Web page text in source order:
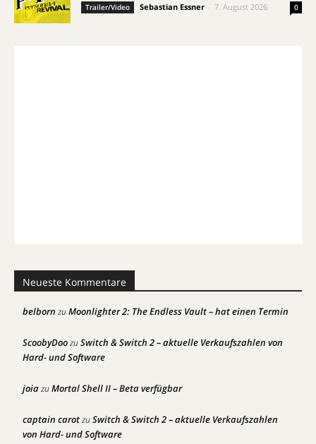
Trailer/Video Sebastian Essner 7. August 2026 0
Neueste Kommentare
belborn zuMoonlighter 2: The Endless Vault – hat einen Termin
ScoobyDoozuSwitch & Switch 2 – aktuelle Verkaufszahlen von
Hard- und Software
joiazuMortal Shell II – Beta verfügbar
captain carotzuSwitch & Switch 2 – aktuelle Verkaufszahlen
von Hard- und Software